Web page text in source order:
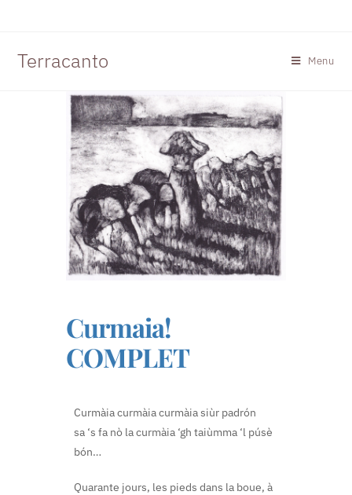
Terracanto Menu
Curmaia!
COMPLET
Curmàia curmàia curmàia siùr padrón
sa ‘s fa nò la curmàia ‘gh taiùmma ‘l púsè
bón…
Quarante jours, les pieds dans la boue, à